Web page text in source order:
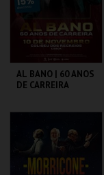
COMPRAR
AL BANO | 60 ANOS
DE CARREIRA
MAIS INFO